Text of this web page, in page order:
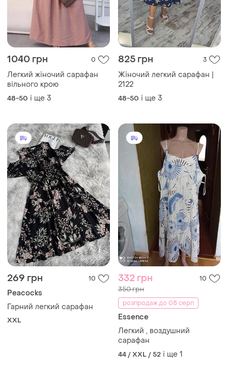
1040 грн 0
Легкий жіночий сарафан
вільного крою
48-50 і ще 3
825 грн 3
Жіночий легкий сарафан |
2122
48-50 і ще 3
269 грн 10
Peacocks
Гарний легкий сарафан
XXL
332 грн 10
350 грн
розпродаж до 08 серп
Essence
Легкий , воздушний
сарафан
44 / XXL / 52 і ще 1